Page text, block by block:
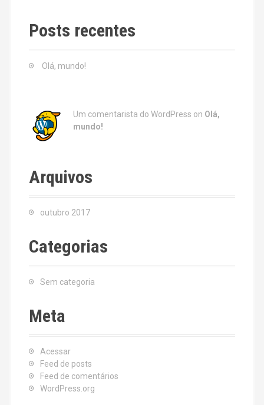
c
h
Posts recentes
Olá, mundo!
Um comentarista do WordPress on Olá,
mundo!
Arquivos
outubro 2017
Categorias
Sem categoria
Meta
Acessar
Feed de posts
Feed de comentários
WordPress.org